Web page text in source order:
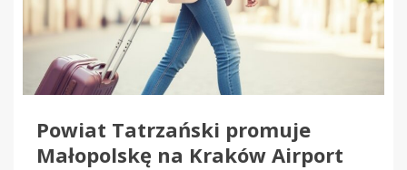
Powiat Tatrzański promuje
Małopolskę na Kraków Airport